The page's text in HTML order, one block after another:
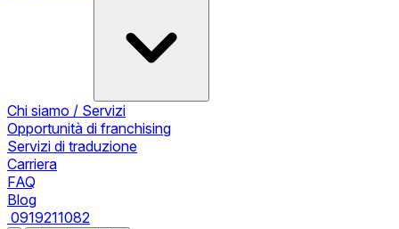
Chi siamo / Servizi
Opportunità di franchising
Servizi di traduzione
Carriera
FAQ
Blog
0919211082